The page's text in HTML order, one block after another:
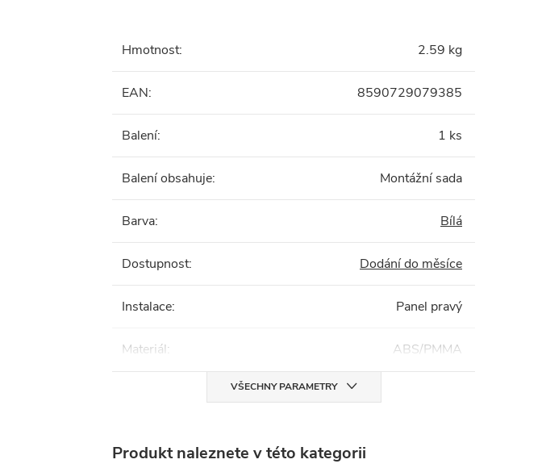
Hmotnost: 2.59 kg
EAN: 8590729079385
Balení: 1 ks
Balení obsahuje: Montážní sada
Barva: Bílá
Dostupnost: Dodání do měsíce
Instalace: Panel pravý
Materiál: ABS/PMMA
VŠECHNY PARAMETRY
Produkt naleznete v této kategorii